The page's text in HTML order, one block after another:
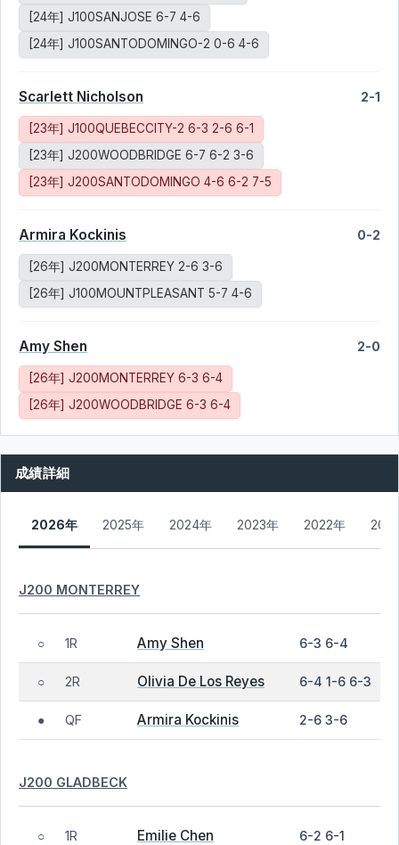
[24年] J100SANJOSE 6-7 4-6
[24年] J100SANTODOMINGO-2 0-6 4-6
Scarlett Nicholson 2-1
[23年] J100QUEBECCITY-2 6-3 2-6 6-1
[23年] J200WOODBRIDGE 6-7 6-2 3-6
[23年] J200SANTODOMINGO 4-6 6-2 7-5
Armira Kockinis 0-2
[26年] J200MONTERREY 2-6 3-6
[26年] J100MOUNTPLEASANT 5-7 4-6
Amy Shen 2-0
[26年] J200MONTERREY 6-3 6-4
[26年] J200WOODBRIDGE 6-3 6-4
成績詳細
2026年 2025年 2024年 2023年 2022年
J200 MONTERREY
○ 1R Amy Shen 6-3 6-4
○ 2R Olivia De Los Reyes 6-4 1-6 6-3
● QF Armira Kockinis 2-6 3-6
J200 GLADBECK
○ 1R Emilie Chen 6-2 6-1